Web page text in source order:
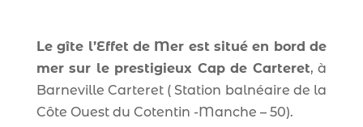
Le gîte l’Effet de Mer est situé en bord de
mer sur le prestigieux Cap de Carteret, à
Barneville Carteret ( Station balnéaire de la
Côte Ouest du Cotentin -Manche – 50).